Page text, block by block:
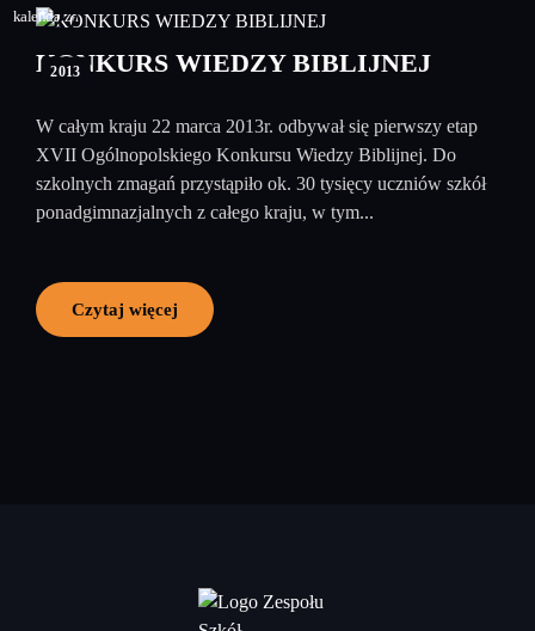
27
2013
KONKURS WIEDZY BIBLIJNEJ
W całym kraju 22 marca 2013r. odbywał się pierwszy etap
XVII Ogólnopolskiego Konkursu Wiedzy Biblijnej. Do
szkolnych zmagań przystąpiło ok. 30 tysięcy uczniów szkół
ponadgimnazjalnych z całego kraju, w tym...
Czytaj więcej